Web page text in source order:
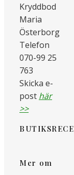
Kryddbod
Maria
Österborg
Telefon
070-99 25
763
Skicka e-
post här
>>
Mer om